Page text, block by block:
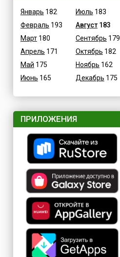
Январь 182
Февраль 193
Март180
Апрель 171
Май 175
Июнь 165
Июль 183
Август183
Сентябрь 179
Октябрь 182
Ноябрь 162
Декабрь 175
ПРИЛОЖЕНИЯ